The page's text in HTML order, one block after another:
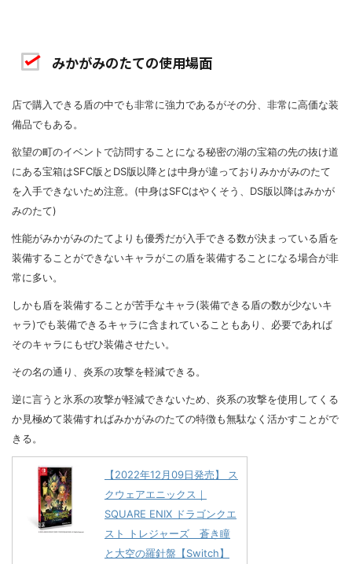
みかがみのたての使用場面
店で購入できる盾の中でも非常に強力であるがその分、非常に高価な装
備品でもある。
欲望の町のイベントで訪問することになる秘密の湖の宝箱の先の抜け道
にある宝箱はSFC版とDS版以降とは中身が違っておりみかがみのたて
を入手できないため注意。(中身はSFCはやくそう、DS版以降はみかが
みのたて)
性能がみかがみのたてよりも優秀だが入手できる数が決まっている盾を
装備することができないキャラがこの盾を装備することになる場合が非
常に多い。
しかも盾を装備することが苦手なキャラ(装備できる盾の数が少ないキ
ャラ)でも装備できるキャラに含まれていることもあり、必要であれば
そのキャラにもぜひ装備させたい。
その名の通り、炎系の攻撃を軽減できる。
逆に言うと氷系の攻撃が軽減できないため、炎系の攻撃を使用してくる
か見極めて装備すればみかがみのたての特徴も無駄なく活かすことがで
きる。
【2022年12月09日発売】 ス
クウェアエニックス｜
SQUARE ENIX ドラゴンクエ
スト トレジャーズ 蒼き瞳
と大空の羅針盤【Switch】